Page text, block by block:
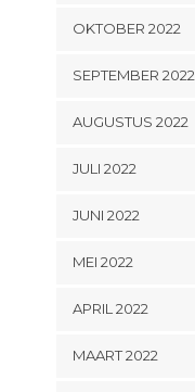
OKTOBER 2022
SEPTEMBER 2022
AUGUSTUS 2022
JULI 2022
JUNI 2022
MEI 2022
APRIL 2022
MAART 2022